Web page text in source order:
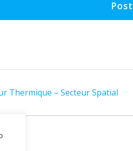
Thermique – Secteur Spatial